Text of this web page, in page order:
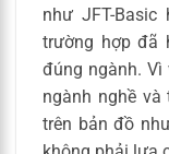
như JFT-
trường hợp đã
đúng ngành. Vì
ngành nghề
trên bản đồ